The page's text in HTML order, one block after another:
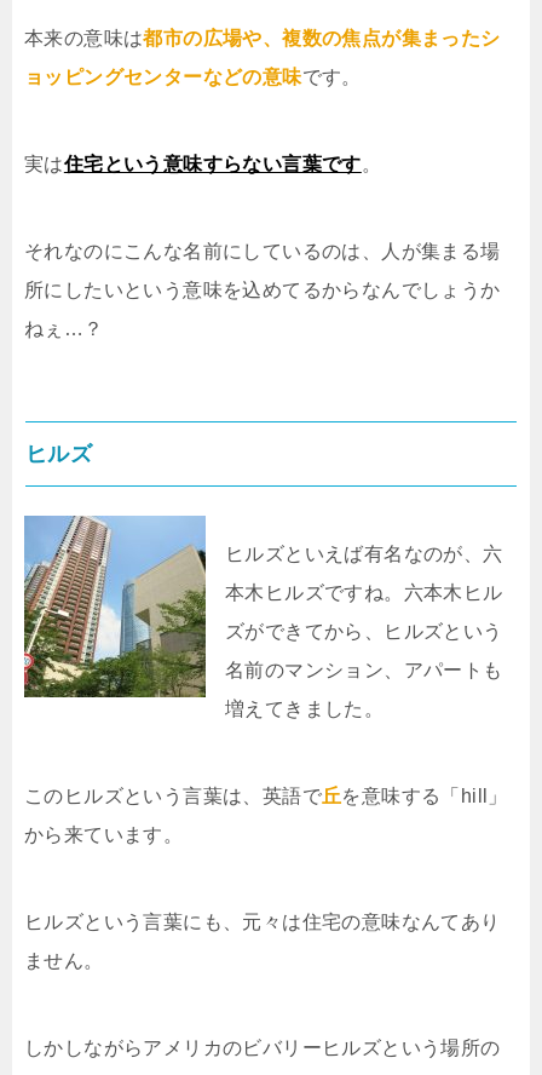
本来の意味は都市の広場や、複数の焦点が集まったシ
ョッピングセンターなどの意味です。
実は住宅という意味すらない言葉です。
それなのにこんな名前にしているのは、人が集まる場
所にしたいという意味を込めてるからなんでしょうか
ねぇ…？
ヒルズ
ヒルズといえば有名なのが、六
本木ヒルズですね。六本木ヒル
ズができてから、ヒルズという
名前のマンション、アパートも
増えてきました。
このヒルズという言葉は、英語で丘を意味する「hill」
から来ています。
ヒルズという言葉にも、元々は住宅の意味なんてあり
ません。
しかしながらアメリカのビバリーヒルズという場所の